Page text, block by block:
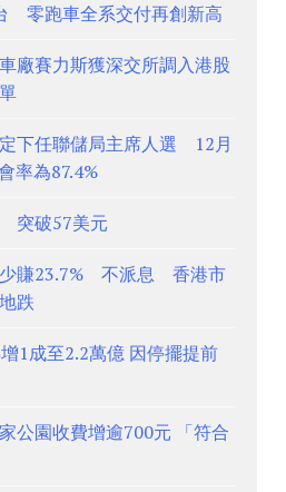
零跑車全系交付再創新高
廠賽力斯獲深交所調入港股
下任聯儲局主席人選 12月
率為87.4%
突破57美元
少賺23.7% 不派息 香港市
跌
1成至2.2萬億 因停擺提前
公園收費增逾700元 「符合